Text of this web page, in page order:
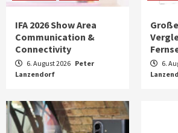
IFA 2026 Show Area
Communication &
Connectivity
6. August 2026 Peter
Lanzendorf
6.